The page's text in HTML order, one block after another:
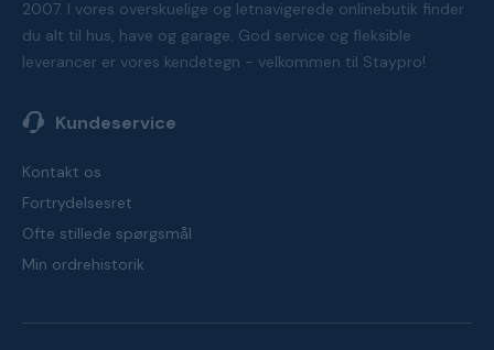
2007. I vores overskuelige og letnavigerede onlinebutik finder
du alt til hus, have og garage. God service og fleksible
leverancer er vores kendetegn - velkommen til Staypro!
Kundeservice
Kontakt os
Fortrydelsesret
Ofte stillede spørgsmål
Min ordrehistorik